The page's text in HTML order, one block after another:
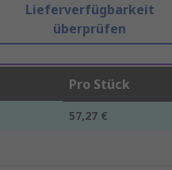
Lieferverfügbarkeit
überprüfen
Pro Stück
57,27 €